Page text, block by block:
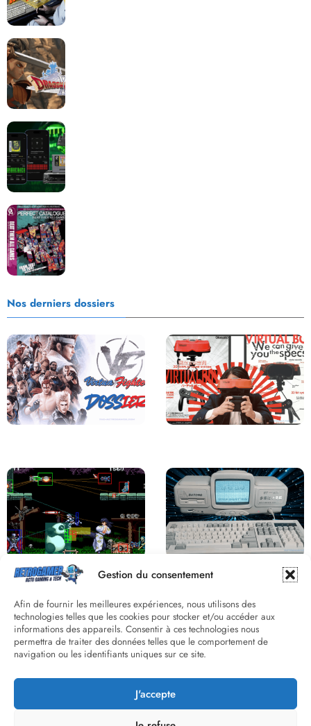
Gestion du consentement
Afin de fournir les meilleures expériences, nous utilisons des
technologies telles que les cookies pour stocker et/ou accéder aux
informations des appareils. Consentir à ces technologies nous
permettra de traiter des données telles que le comportement de
navigation ou les identifiants uniques sur ce site.
J'accepte
Nos derniers dossiers
Derrière le pixel : L’art caché de la
hitbox
Une machine incroyable et
inconnue : le Batong BT-686
Street Fighter II : L’Odyssée d’une